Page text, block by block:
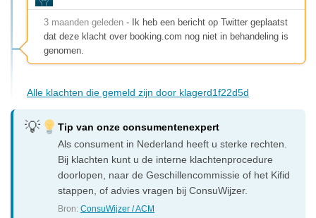
3 maanden geleden - Ik heb een bericht op Twitter geplaatst
dat deze klacht over booking.com nog niet in behandeling is
genomen.
Alle klachten die gemeld zijn door klagerd1f22d5d
Tip van onze consumentenexpert
Als consument in Nederland heeft u sterke rechten.
Bij klachten kunt u de interne klachtenprocedure
doorlopen, naar de Geschillencommissie of het Kifid
stappen, of advies vragen bij ConsuWijzer.
Bron:ConsuWijzer / ACM